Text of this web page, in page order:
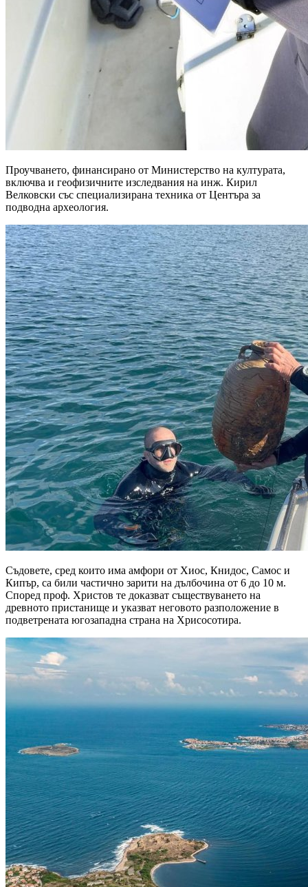
Проучването, финансирано от Министерство на културата,
включва и геофизичните изследвания на инж. Кирил
Велковски със специализирана техника от Центъра за
подводна археология.
Съдовете, сред които има амфори от Хиос, Книдос, Самос и
Кипър, са били частично зарити на дълбочина от 6 до 10 м.
Според проф. Христов те доказват съществуването на
древното пристанище и указват неговото разположение в
подветрената югозападна страна на Хрисосотира.